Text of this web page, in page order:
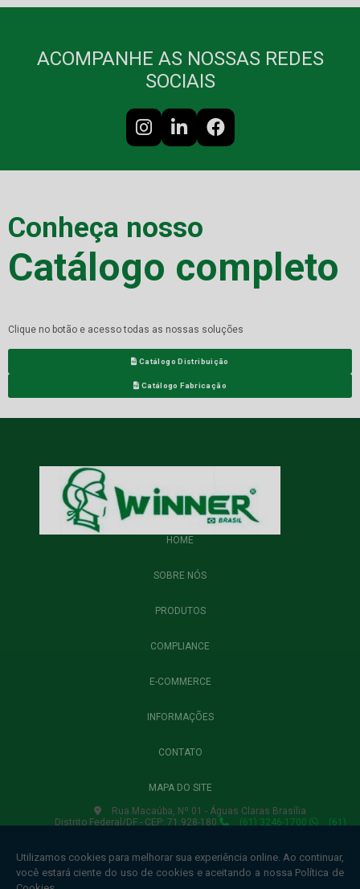
ACOMPANHE AS NOSSAS REDES
SOCIAIS
Conheça nosso
Catálogo completo
Clique no botão e acesso todas as nossas soluções
Catálogo Distribuição
Catálogo Fabricação
HOME
SOBRE NÓS
PRODUTOS
COMPLIANCE
E-COMMERCE
INFORMAÇÕES
CONTATO
MAPA DO SITE
Rua Macaúba, Nº 01 - Águas Claras Brasília
Distrito Federal/DF - CEP: 71.928-180
(61) 3246-1700
(61)